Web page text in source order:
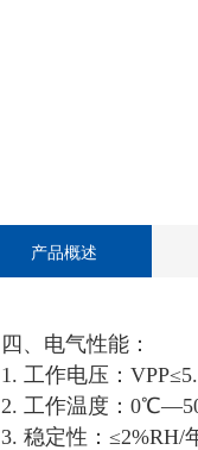
产品概述
四、电气性能：
1. 工作电压：
2. 工作温度：
3. 稳定性：